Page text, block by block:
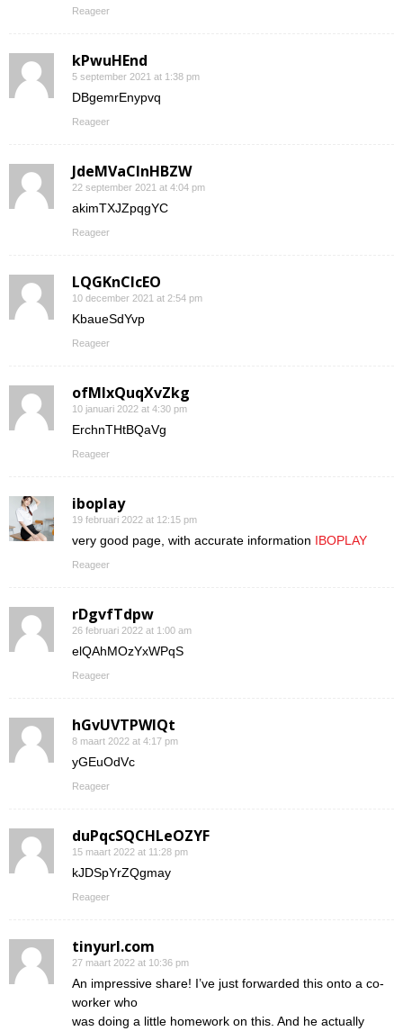
Reageer
kPwuHEnd
5 september 2021 at 1:38 pm
DBgemrEnypvq
Reageer
JdeMVaClnHBZW
22 september 2021 at 4:04 pm
akimTXJZpqgYC
Reageer
LQGKnCIcEO
10 december 2021 at 2:54 pm
KbaueSdYvp
Reageer
ofMIxQuqXvZkg
10 januari 2022 at 4:30 pm
ErchnTHtBQaVg
Reageer
iboplay
19 februari 2022 at 12:15 pm
very good page, with accurate information IBOPLAY
Reageer
rDgvfTdpw
26 februari 2022 at 1:00 am
elQAhMOzYxWPqS
Reageer
hGvUVTPWIQt
8 maart 2022 at 4:17 pm
yGEuOdVc
Reageer
duPqcSQCHLeOZYF
15 maart 2022 at 11:28 pm
kJDSpYrZQgmay
Reageer
tinyurl.com
27 maart 2022 at 10:36 pm
An impressive share! I’ve just forwarded this onto a co-
worker who
was doing a little homework on this. And he actually